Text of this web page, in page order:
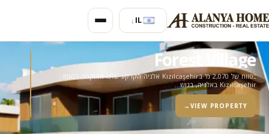
IL
↓
Forest Village
בטווח של 2,070 מ' בKızılcaşehir אלניה הקרקע שלנו ממוקמת במחוז
Kızılcaşehir באלניה, בגוש…
VIEW PROPERTY
→